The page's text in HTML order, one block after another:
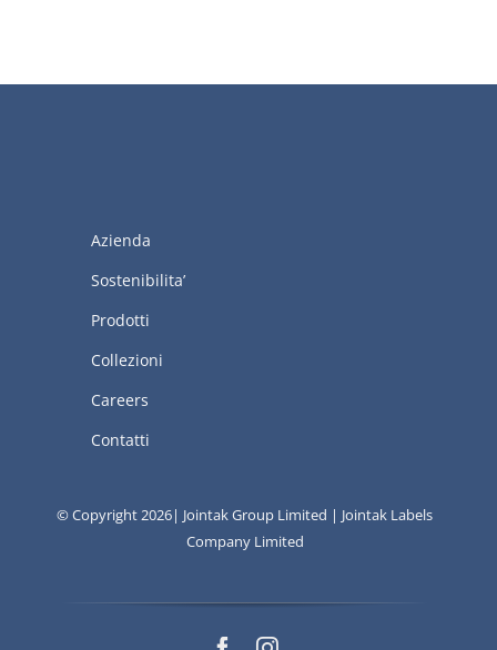
Azienda
Sostenibilita’
Prodotti
Collezioni
Careers
Contatti
© Copyright 2026| Jointak Group Limited | Jointak Labels
Company Limited